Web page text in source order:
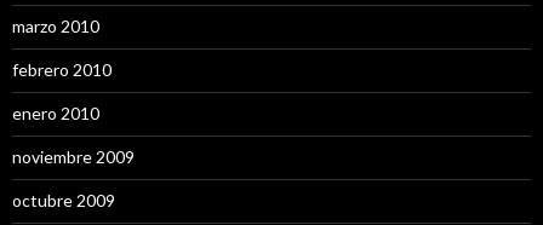
marzo 2010
febrero 2010
enero 2010
noviembre 2009
octubre 2009